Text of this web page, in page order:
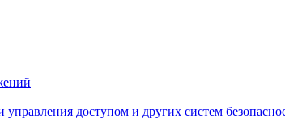
доступом и других систем